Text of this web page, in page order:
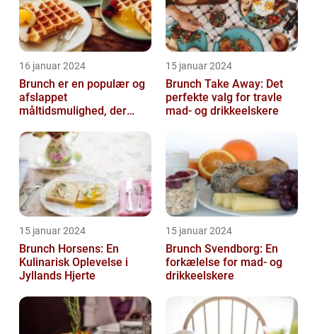
16 januar 2024
Brunch er en populær og
afslappet
måltidsmulighed, der
fra både morgenmad og
15 januar 2024
Brunch Take Away: Det
perfekte valg for travle
mad- og drikkeelskere
15 januar 2024
Brunch Horsens: En
Kulinarisk Oplevelse i
Jyllands Hjerte
15 januar 2024
Brunch Svendborg: En
forkælelse for mad- og
drikkeelskere